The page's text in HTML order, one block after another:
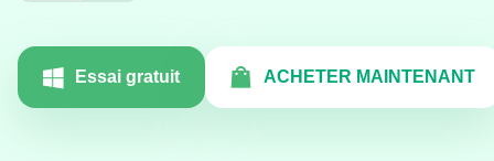
Essai gratuit ACHETER MAINTENANT